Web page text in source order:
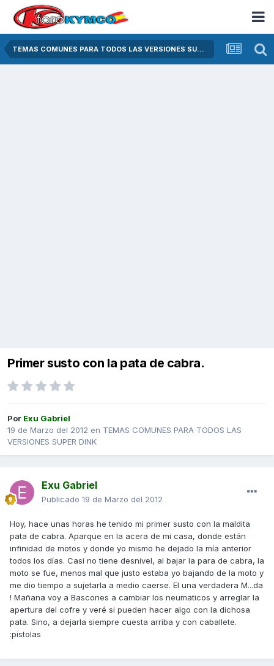
TEMAS COMUNES PARA TODOS LAS VERSIONES SUPER DINK
Primer susto con la pata de cabra.
Por Exu Gabriel
19 de Marzo del 2012 en TEMAS COMUNES PARA TODOS LAS
VERSIONES SUPER DINK
Exu Gabriel
Publicado 19 de Marzo del 2012
Hoy, hace unas horas he tenido mi primer susto con la maldita
pata de cabra. Aparque en la acera de mi casa, donde están
infinidad de motos y donde yo mismo he dejado la mía anterior
todos los días. Casi no tiene desnivel, al bajar la para de cabra, la
moto se fue, menos mal que justo estaba yo bajando de la moto y
me dio tiempo a sujetarla a medio caerse. El una verdadera M...da
! Mañana voy a Bascones a cambiar los neumaticos y arreglar la
apertura del cofre y veré si pueden hacer algo con la dichosa
pata. Sino, a dejarla siempre cuesta arriba y con caballete.
:pistolas